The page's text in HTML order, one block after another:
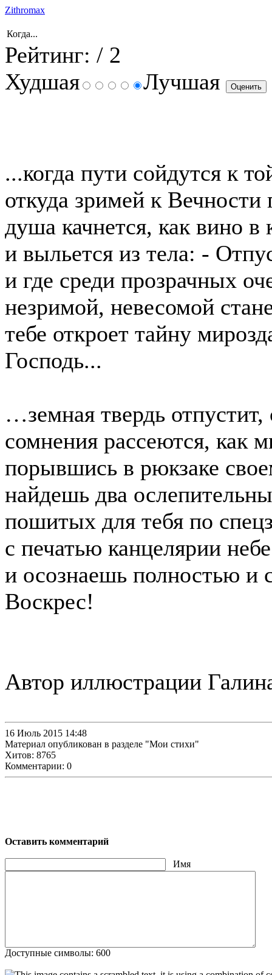
Zithromax
Когда...
Рейтинг: / 2
Худшая
Лучшая
...когда пути сойдутся к
откуда зримей к Вечности
душа качнется, как вино в
и выльется из тела: -
и где среди прозрачных
незримой, невесомой
тебе откроет тайну
Господь...
…земная твердь отпустит,
сомнения рассеются, как
порывшись в рюкзаке
найдешь два
пошитых для тебя по
с печатью канцелярии
и осознаешь полностью и
Воскрес!
Автор иллюстрации
16 Июль 2015 14:48
Материал опубликован в разделе "Мои стихи"
Хитов: 8765
Комментарии: 0
Оставить комментарий
Имя
Доступные символы: 600